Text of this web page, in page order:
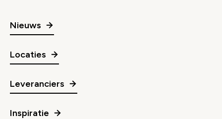
Nieuws
Locaties
Leveranciers
Inspiratie